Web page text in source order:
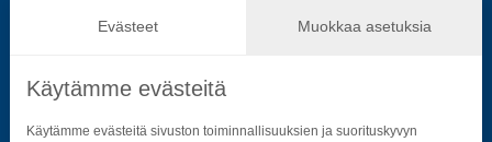
Evästeet Muokkaa asetuksia
Käytämme evästeitä
Käytämme evästeitä sivuston toiminnallisuuksien ja suorituskyvyn
Hallinto ja päätöksenteko
Seuraa sosiaalisessa mediassa